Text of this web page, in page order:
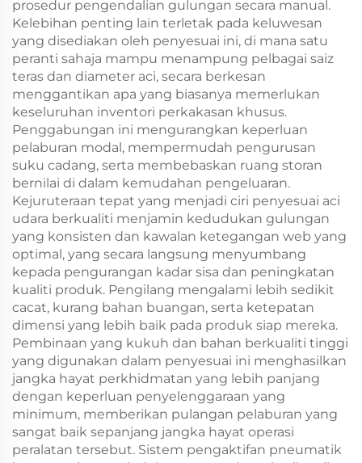
prosedur pengendalian gulungan secara manual.
Kelebihan penting lain terletak pada keluwesan
yang disediakan oleh penyesuai ini, di mana satu
peranti sahaja mampu menampung pelbagai saiz
teras dan diameter aci, secara berkesan
menggantikan apa yang biasanya memerlukan
keseluruhan inventori perkakasan khusus.
Penggabungan ini mengurangkan keperluan
pelaburan modal, mempermudah pengurusan
suku cadang, serta membebaskan ruang storan
bernilai di dalam kemudahan pengeluaran.
Kejuruteraan tepat yang menjadi ciri penyesuai aci
udara berkualiti menjamin kedudukan gulungan
yang konsisten dan kawalan ketegangan web yang
optimal, yang secara langsung menyumbang
kepada pengurangan kadar sisa dan peningkatan
kualiti produk. Pengilang mengalami lebih sedikit
cacat, kurang bahan buangan, serta ketepatan
dimensi yang lebih baik pada produk siap mereka.
Pembinaan yang kukuh dan bahan berkualiti tinggi
yang digunakan dalam penyesuai ini menghasilkan
jangka hayat perkhidmatan yang lebih panjang
dengan keperluan penyelenggaraan yang
minimum, memberikan pulangan pelaburan yang
sangat baik sepanjang jangka hayat operasi
peralatan tersebut. Sistem pengaktifan pneumatik